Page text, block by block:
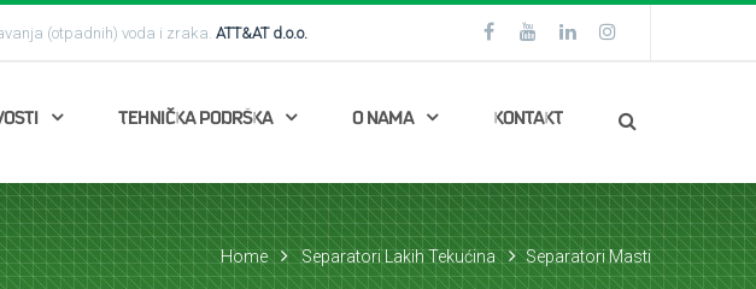
(otpadnih) voda i zraka. ATT&AT d.o.o.
TEHNIČKA PODRŠKA O NAMA KONTAKT
Home Separatori Lakih Tekućina Separatori Masti